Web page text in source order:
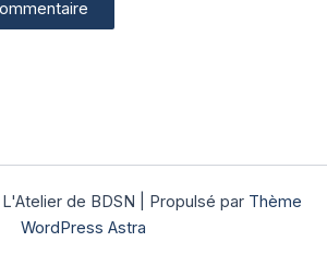
de BDSN | Propulsé par Thème
WordPress Astra